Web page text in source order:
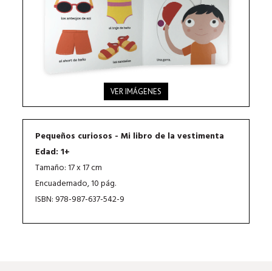
VER IMÁGENES
Pequeños curiosos - Mi libro de la vestimenta
Edad: 1+
Tamaño: 17 x 17 cm
Encuadernado, 10 pág.
ISBN: 978-987-637-542-9